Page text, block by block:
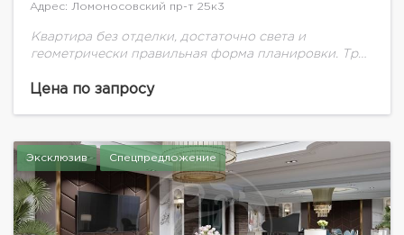
Адрес: Ломоносовский пр-т 25к3
Квартира без отделки, достаточно света и
геометрически правильная форма планировки. Три
стороны, три лоджии. Можно спланировать: 3-4
Цена по запросу
Эксклюзив Спецпредложение